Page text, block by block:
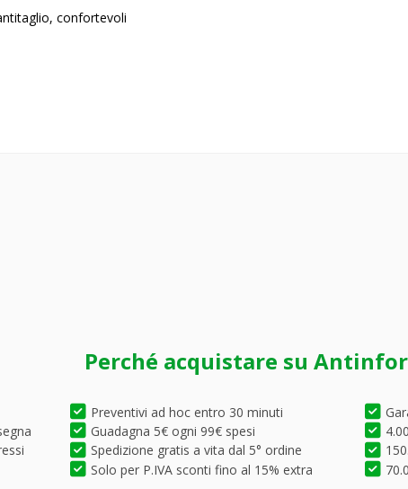
confortevoli
Perché acquistare su
Preventivi ad hoc entro 30 minuti
Guadagna 5€ ogni 99€ spesi
Spedizione gratis a vita dal 5° ordine
Solo per P.IVA sconti fino al 15% extra